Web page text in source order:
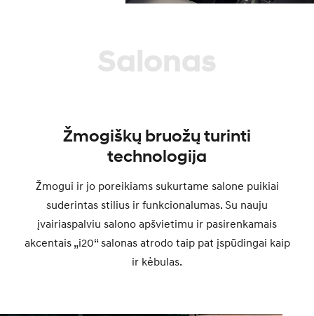
Salonas
Žmogiškų bruožų turinti
technologija
Žmogui ir jo poreikiams sukurtame salone puikiai
suderintas stilius ir funkcionalumas. Su nauju
įvairiaspalviu salono apšvietimu ir pasirenkamais
akcentais „i20“ salonas atrodo taip pat įspūdingai kaip
ir kėbulas.